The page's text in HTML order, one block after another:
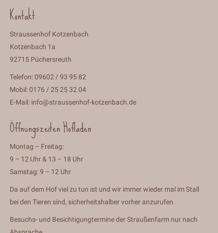
Kontakt
Straussenhof Kotzenbach
Kotzenbach 1a
92715 Püchersreuth
Telefon: 09602 / 93 95 82
Mobil: 0176 / 25 25 32 04
E-Mail: info@straussenhof-kotzenbach.de
Öffnungszeiten Hofladen
Montag – Freitag:
9 – 12 Uhr & 13 – 18 Uhr
Samstag: 9 – 12 Uhr
Da auf dem Hof viel zu tun ist und wir immer wieder mal im Stall
bei den Tieren sind, sicherheitshalber vorher anzurufen.
Besuchs- und Besichtigungtermine der Straußenfarm nur nach